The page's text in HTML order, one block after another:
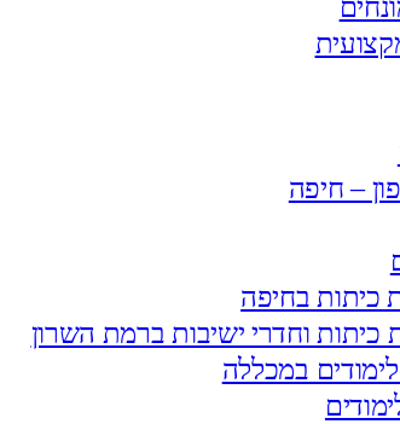
– חיפה
כיתות בחיפה
וחדרי ישיבות ברמת השרון
במכללה